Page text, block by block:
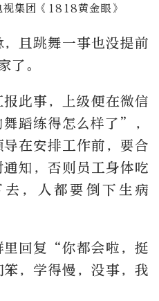
集团《1818黄金眼》
且跳舞一事也没提前
了。
此事，上级便在微信
蹈练得怎么样了”，
在安排工作前，要合
知，否则员工身体吃
，人都要倒下生病
里回复“你都会啦，挺
，学得慢，没事，我